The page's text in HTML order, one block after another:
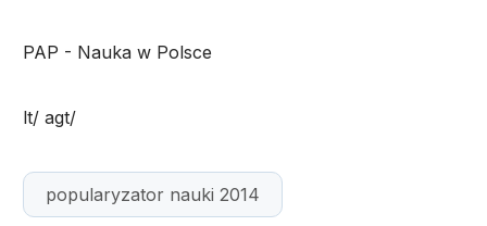
PAP - Nauka w Polsce
lt/ agt/
popularyzator nauki 2014